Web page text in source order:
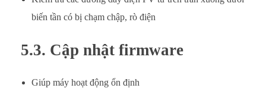
biến tần có bị chạm chập, rò điện
5.3. Cập nhật firmware
Giúp máy hoạt động ổn định